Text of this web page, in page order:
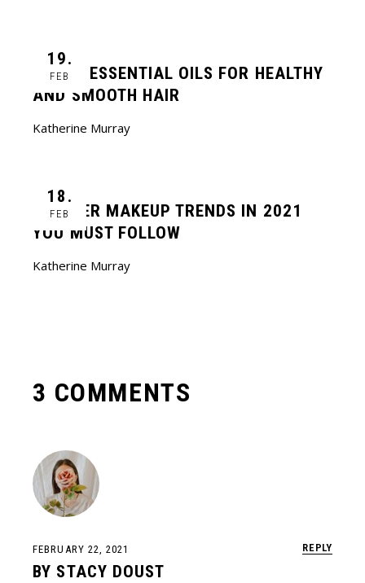
19.
FEB
MAGIC ESSENTIAL OILS FOR HEALTHY
AND SMOOTH HAIR
Katherine Murray
18.
FEB
SUMMER MAKEUP TRENDS IN 2021
YOU MUST FOLLOW
Katherine Murray
3 COMMENTS
REPLY
FEBRUARY 22, 2021
BY STACY DOUST